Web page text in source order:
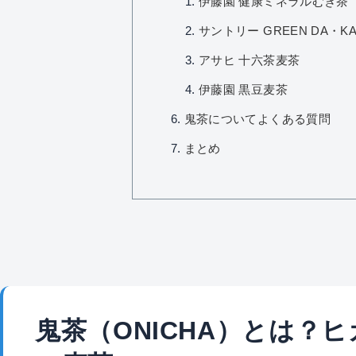
サントリー GREEN DA・
アサヒ 十六茶麦茶
伊藤園 黒豆麦茶
鬼茶についてよくある質問
まとめ
鬼茶（ONICHA）とは？